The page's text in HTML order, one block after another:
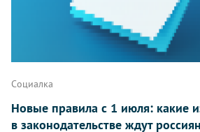
Социалка
Новые правила с 1 июля: какие
в законодательстве ждут россиян